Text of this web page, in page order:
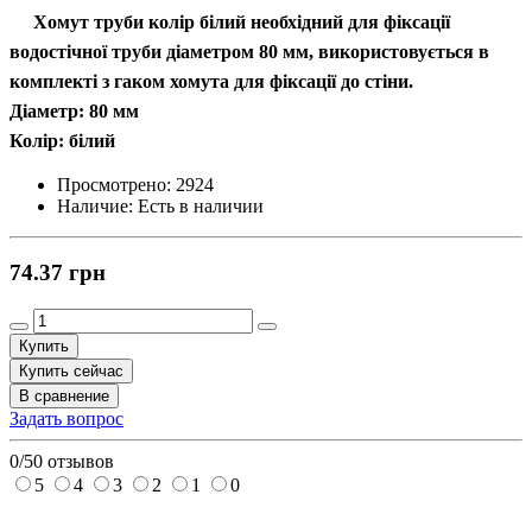
Хомут труби колір білий необхідний для фіксації
водостічної труби діаметром 80 мм, використовується в
комплекті з гаком хомута для фіксації до стіни.
Діаметр: 80 мм
Колір: білий
Просмотрено: 2924
Наличие: Есть в наличии
74.37 грн
Купить
Купить сейчас
В сравнение
Задать вопрос
0/50 отзывов
5
4 3 2 1 0